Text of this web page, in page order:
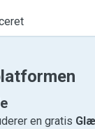
en gratis